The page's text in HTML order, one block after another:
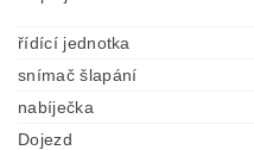
řídící jednotka
snímač šlapání
nabíječka
Dojezd